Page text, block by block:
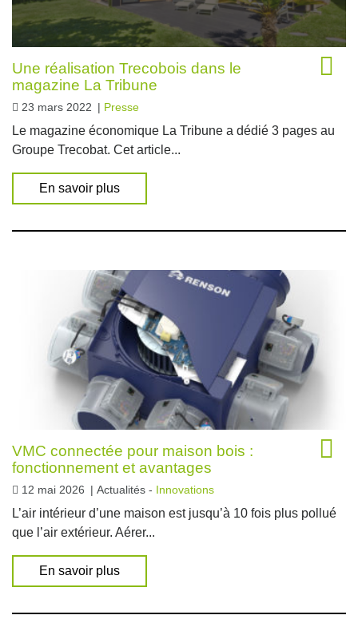
Une réalisation Trecobois dans le
magazine La Tribune
23 mars 2022 | Presse
Le magazine économique La Tribune a dédié 3 pages au
Groupe Trecobat. Cet article...
En savoir plus
VMC connectée pour maison bois :
fonctionnement et avantages
12 mai 2026 | Actualités - Innovations
L’air intérieur d’une maison est jusqu’à 10 fois plus pollué
que l’air extérieur. Aérer...
En savoir plus